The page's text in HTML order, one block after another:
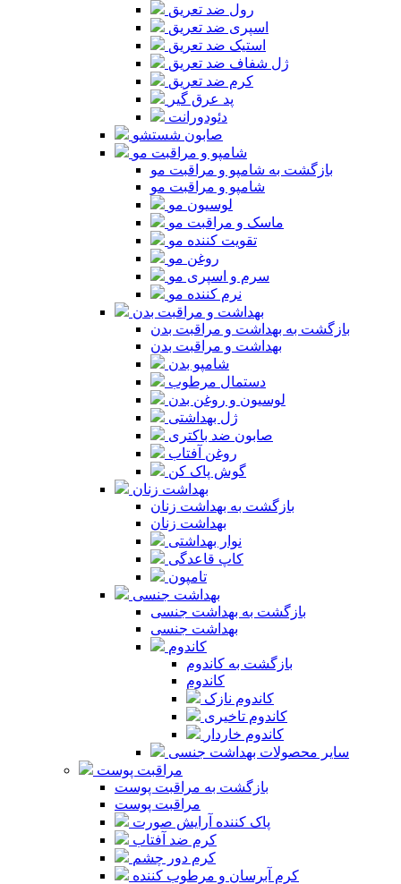
رول ضد تعریق
اسپری ضد تعریق
استیک ضد تعریق
ژل شفاف ضد تعریق
کرم ضد تعریق
پد عرق گیر
دئودورانت
صابون شستشو
شامپو و مراقبت مو
بازگشت به شامپو و مراقبت مو
شامپو و مراقبت مو
لوسیون مو
ماسک و مراقبت مو
تقویت کننده مو
روغن مو
سرم و اسپری مو
نرم کننده مو
بهداشت و مراقبت بدن
بازگشت به بهداشت و مراقبت بدن
بهداشت و مراقبت بدن
شامپو بدن
دستمال مرطوب
لوسیون و روغن بدن
ژل بهداشتی
صابون ضد باکتری
روغن آفتاب
گوش پاک کن
بهداشت زنان
بازگشت به بهداشت زنان
بهداشت زنان
نوار بهداشتی
کاپ قاعدگی
تامپون
بهداشت جنسی
بازگشت به بهداشت جنسی
بهداشت جنسی
کاندوم
بازگشت به کاندوم
کاندوم
کاندوم نازک
کاندوم تاخیری
کاندوم خاردار
سایر محصولات بهداشت جنسی
مراقبت پوست
بازگشت به مراقبت پوست
مراقبت پوست
پاک کننده آرایش صورت
کرم ضد آفتاب
کرم دور چشم
کرم آبرسان و مرطوب کننده